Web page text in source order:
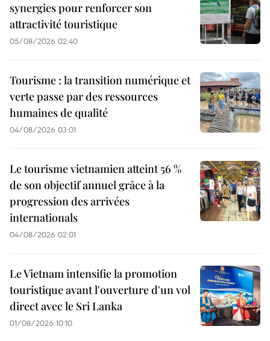
synergies pour renforcer son
attractivité touristique
05/08/2026 02:40
Tourisme : la transition numérique et
verte passe par des ressources
humaines de qualité
04/08/2026 03:01
Le tourisme vietnamien atteint 56 %
de son objectif annuel grâce à la
progression des arrivées
internationals
04/08/2026 02:01
Le Vietnam intensifie la promotion
touristique avant l'ouverture d'un vol
direct avec le Sri Lanka
01/08/2026 10:10